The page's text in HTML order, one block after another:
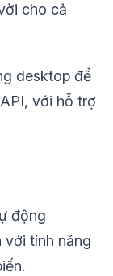
cho cả
desktop để
với hỗ trợ
động
với tính năng